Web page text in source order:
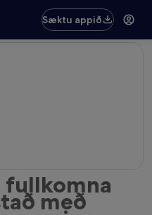
Sæktu appið
fullkomna
með